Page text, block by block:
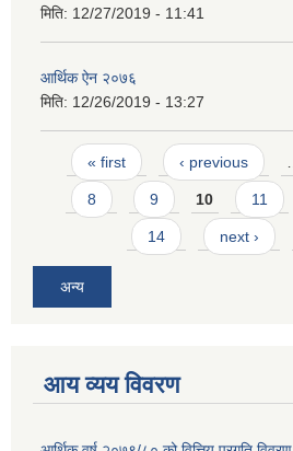
मिति: 12/27/2019 - 11:41
आर्थिक ऐन २०७६
मिति: 12/26/2019 - 13:27
Pages
« first ‹ previous
8 9 10 11
14 next ›
अन्य
आय व्यय विवरण